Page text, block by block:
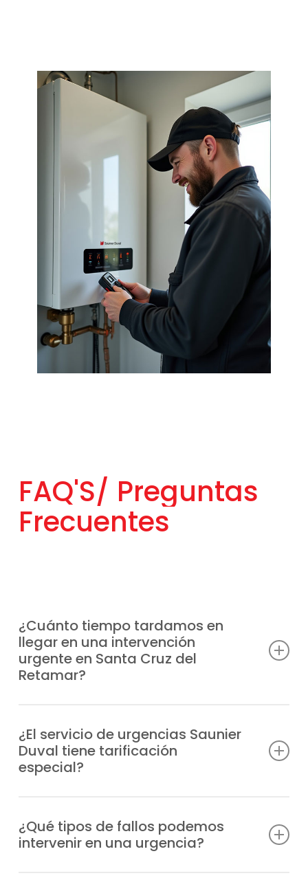
FAQ'S/ Preguntas
Frecuentes
¿Cuánto tiempo tardamos en
llegar en una intervención
urgente en Santa Cruz del
Retamar?
distribuidas estratégicamente para acudir
a tu ubicación en Santa Cruz del Retamar
lo antes posible, normalmente en 1-2 horas
¿El servicio de urgencias Saunier
Duval tiene tarificación
especial?
prioritaria fuera del horario normal, el
servicio de urgencias tiene un recargo, que
¿Qué tipos de fallos podemos
intervenir en una urgencia?